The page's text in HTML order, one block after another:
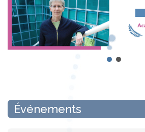
Événements